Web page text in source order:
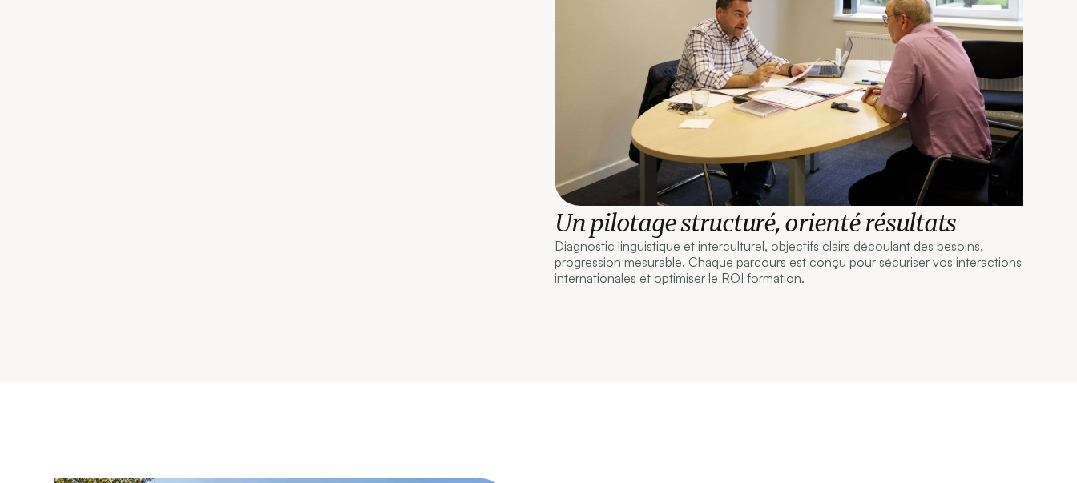
Un pilotage structuré, orienté résultats
Diagnostic linguistique et interculturel, objectifs clairs découlant des besoins,
progression mesurable. Chaque parcours est conçu pour sécuriser vos interactions
internationales et optimiser le ROI formation.